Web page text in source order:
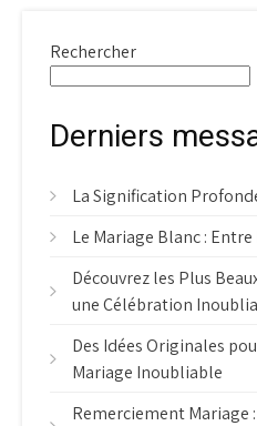
Rechercher
Derniers
La Signification
Le Mariage Blanc :
Découvrez les Plus
une Célébration
Des Idées Originales
Mariage Inoubliable
Remerciement Mariage